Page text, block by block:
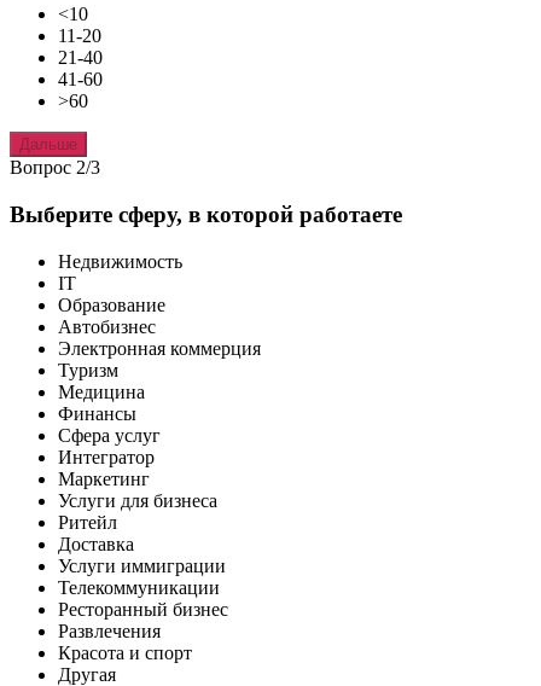
<10
11-20
21-40
41-60
>60
Дальше
Вопрос 2/3
Выберите сферу, в которой работаете
Недвижимость
IT
Образование
Автобизнес
Электронная коммерция
Туризм
Медицина
Финансы
Сфера услуг
Интегратор
Маркетинг
Услуги для бизнеса
Ритейл
Доставка
Услуги иммиграции
Телекоммуникации
Ресторанный бизнес
Развлечения
Красота и спорт
Другая